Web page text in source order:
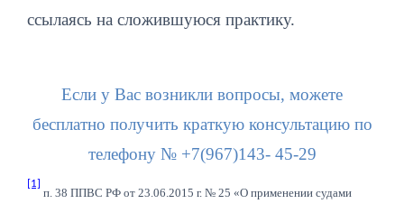
ссылаясь на сложившуюся практику.
Если у Вас возникли вопросы, можете
бесплатно получить краткую консультацию по
телефону № +7(967)143- 45-29
[1]
п. 38 ППВС РФ от 23.06.2015 г. № 25 «О применении судами